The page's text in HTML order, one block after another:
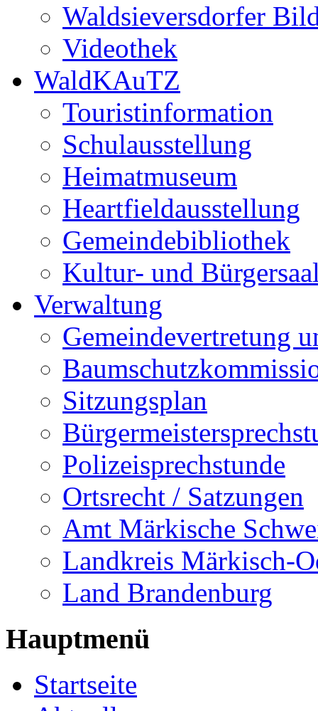
Waldsieversdorfer
Videothek
WaldKAuTZ
Touristinformation
Schulausstellung
Heimatmuseum
Heartfieldausstellung
Gemeindebibliothek
Kultur- und
Verwaltung
Gemeindevertretung
Sitzungsplan
Polizeisprechstunde
Ortsrecht / Satzungen
Amt Märkische
Landkreis Märkisch-
Land Brandenburg
Hauptmenü
Startseite